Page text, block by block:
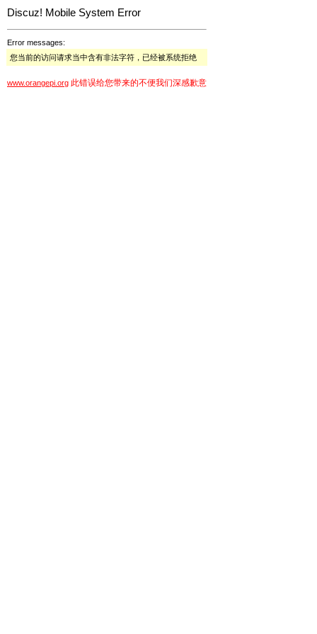
Discuz! Mobile System Error
Error messages:
您当前的访问请求当中含有非法字符，已经被系统拒绝
www.orangepi.org 此错误给您带来的不便我们深感歉意